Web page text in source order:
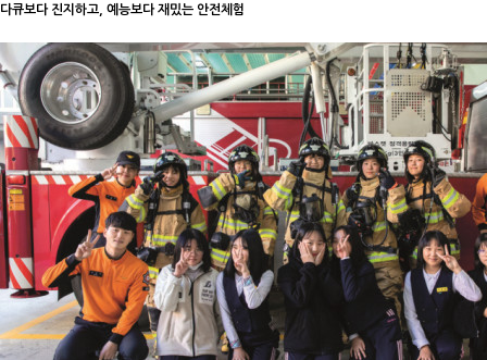
다큐보다 진지하고, 예능보다 재밌는 안전체험